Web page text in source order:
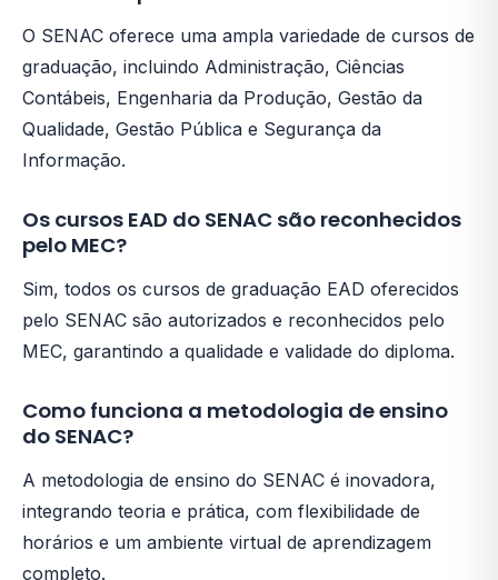
O SENAC oferece uma ampla variedade de cursos de
graduação, incluindo Administração, Ciências
Contábeis, Engenharia da Produção, Gestão da
Qualidade, Gestão Pública e Segurança da
Informação.
Os cursos EAD do SENAC são reconhecidos
pelo MEC?
Sim, todos os cursos de graduação EAD oferecidos
pelo SENAC são autorizados e reconhecidos pelo
MEC, garantindo a qualidade e validade do diploma.
Como funciona a metodologia de ensino
do SENAC?
A metodologia de ensino do SENAC é inovadora,
integrando teoria e prática, com flexibilidade de
horários e um ambiente virtual de aprendizagem
completo.